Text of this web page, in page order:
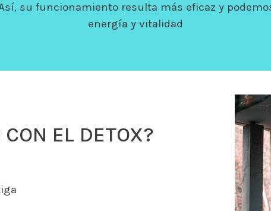
su funcionamiento resulta más eficaz y
energía y vitalidad
EL DETOX?